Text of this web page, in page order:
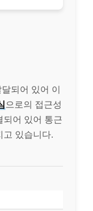
되어 있어 이
으로의 접근성
되어 있어 통근
고 있습니다.